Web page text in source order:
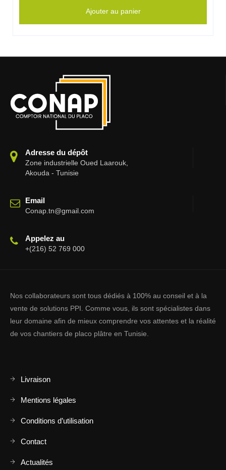
Ajouter au panier
Adresse du dépôt
Zone industrielle Oued Laarouk,
Akouda - Tunisie
Email
Conap.tn@gmail.com
Appelez au
+(216) 52 769 000
Nos collaborateurs sont tous dédiés à 100% au conseil et à la
vente de solutions PPI. Comme vous, ils sont spécialistes dans
leur domaine afin de mieux comprendre vos attentes et la réalité
de vos chantiers de placo plâtre en Tunisie.
Livraison
Mentions légales
Conditions d’utilisation
Contact
Actualités